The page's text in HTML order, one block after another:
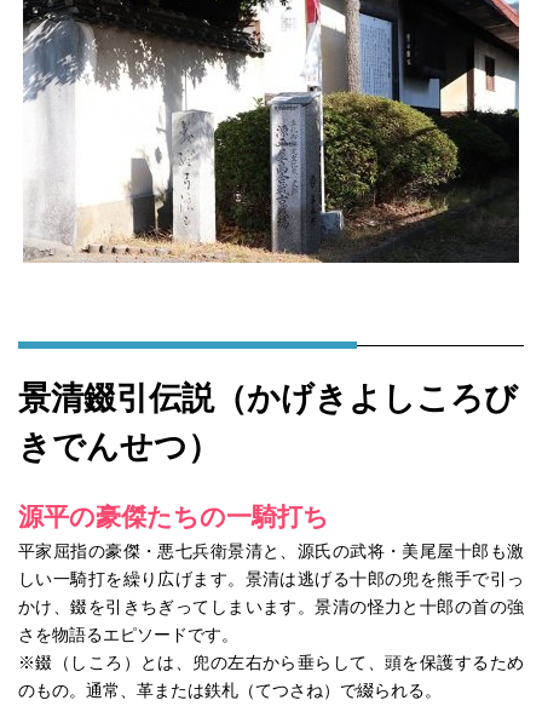
景清錣引伝説（かげきよしころび
きでんせつ）
源平の豪傑たちの一騎打ち
平家屈指の豪傑・悪七兵衛景清と、源氏の武将・美尾屋十郎も激
しい一騎打を繰り広げます。景清は逃げる十郎の兜を熊手で引っ
かけ、錣を引きちぎってしまいます。景清の怪力と十郎の首の強
さを物語るエピソードです。
※錣（しころ）とは、兜の左右から垂らして、頭を保護するため
のもの。通常、革または鉄札（てつさね）で綴られる。